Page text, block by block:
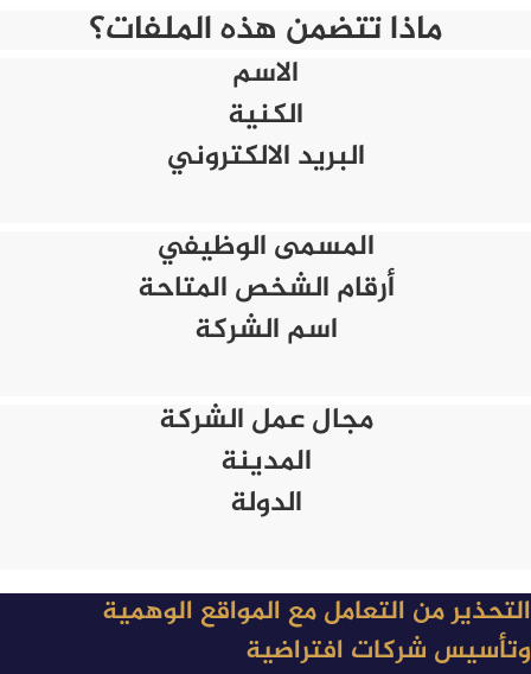
ماذا تتضمن هذه الملفات؟
الاسم
الكنية
البريد الالكتروني
المسمى الوظيفي
أرقام الشخص المتاحة
اسم الشركة
مجال عمل الشركة
المدينة
الدولة
التحذير من التعامل مع المواقع الوهمية
وتأسيس شركات افتراضية